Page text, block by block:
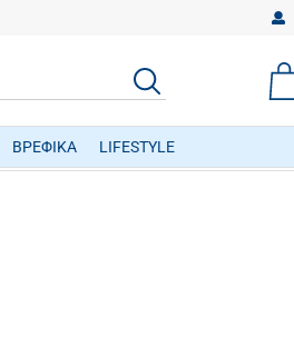
ΑΝΑΖΗΤΗΣΗ
ΒΡΕΦΙΚΑ LIFESTYLE